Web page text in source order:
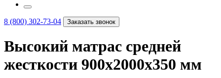
8 (800) 302-73-04 Заказать звонок
Высокий матрас средней
жесткости 900х2000х350 мм